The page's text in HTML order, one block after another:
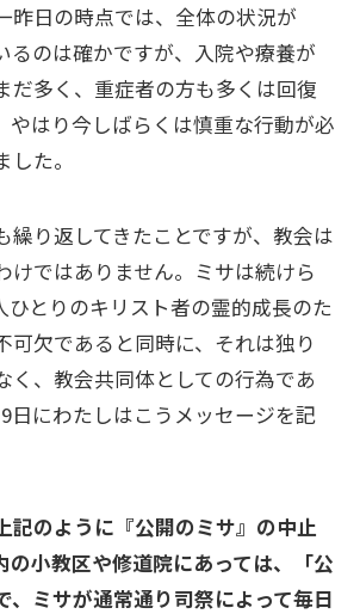
昨日の時点では、全体の状況が
るのは確かですが、入院や療養が
だ多く、重症者の方も多くは回復
やはり今しばらくは慎重な行動が必
た。
繰り返してきたことですが、教会は
けではありません。ミサは続けら
ひとりのキリスト者の霊的成長のた
可欠であると同時に、それは独り
く、教会共同体としての行為であ
日にわたしはこうメッセージを記
記のように『公開のミサ』の中止
の小教区や修道院にあっては、「公
、ミサが通常通り司祭によって毎日